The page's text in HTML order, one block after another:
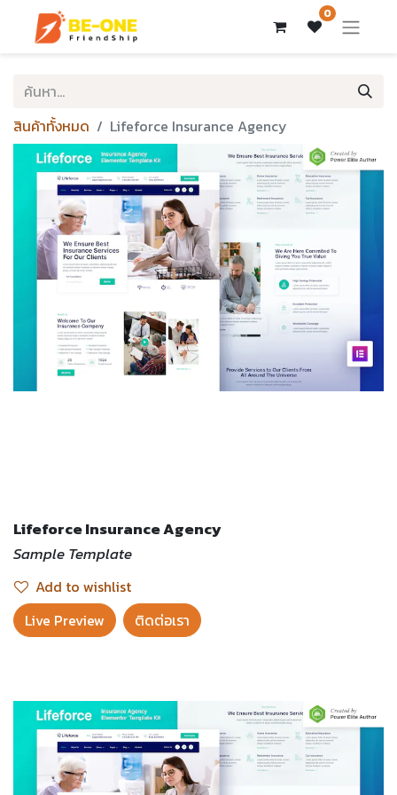
0
สินค้าทั้งหมด Lifeforce Insurance Agency
Lifeforce Insurance Agency
Sample Template
Add to wishlist
Live Preview​
ติดต่อเรา